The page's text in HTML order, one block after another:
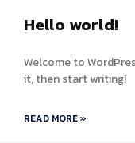
Hello world!
Welcome to
it, then start writing!
READ MORE »